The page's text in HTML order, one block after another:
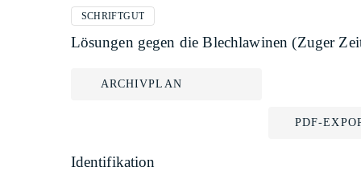
SCHRIFTGUT
Lösungen gegen die Blechlawinen (Zuger
ARCHIVPLAN
PDF-
Identifikation